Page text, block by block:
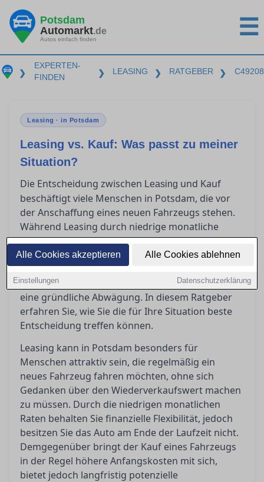
Alle Cookies akzeptieren Alle Cookies ablehnen
Einstellungen Datenschutzerklärung
Potsdam
Automarkt.de
Autos einfach finden ☰
❯
EXPERTEN-
FINDEN
❯ LEASING ❯ RATGEBER ❯ C49208
Leasing · in Potsdam
Leasing vs. Kauf: Was passt zu meiner
Situation?
Die Entscheidung zwischen Leasing und Kauf
beschäftigt viele Menschen in Potsdam, die vor
der Anschaffung eines neuen Fahrzeugs stehen.
Während Leasing durch niedrige monatliche
Raten und hohe Flexibilität lockt, bietet der Kauf
langfristige Vorteile und volle Eigentümerschaft.
Die Gesamtkosten, steuerlichen Aspekte und
individuellen Nutzungspläne erfordern jedoch
eine gründliche Abwägung. In diesem Ratgeber
erfahren Sie, wie Sie die für Ihre Situation beste
Entscheidung treffen können.
Leasing kann in Potsdam besonders für
Menschen attraktiv sein, die regelmäßig ein
neues Fahrzeug fahren möchten, ohne sich
Gedanken über den Wiederverkaufswert machen
zu müssen. Durch die niedrigen monatlichen
Raten behalten Sie finanzielle Flexibilität, jedoch
besitzen Sie das Auto am Ende der Laufzeit nicht.
Demgegenüber bringt der Kauf eines Fahrzeugs
in der Regel höhere Anfangskosten mit sich,
bietet jedoch langfristig potenzielle